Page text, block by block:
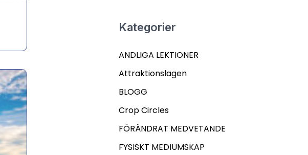
Kategorier
ANDLIGA LEKTIONER
Attraktionslagen
BLOGG
Crop Circles
FÖRÄNDRAT MEDVETANDE
FYSISKT MEDIUMSKAP